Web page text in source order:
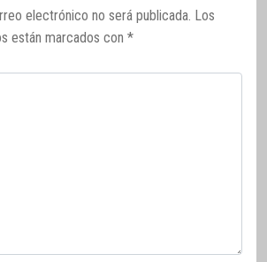
electrónico no será publicada. Los
están marcados con *